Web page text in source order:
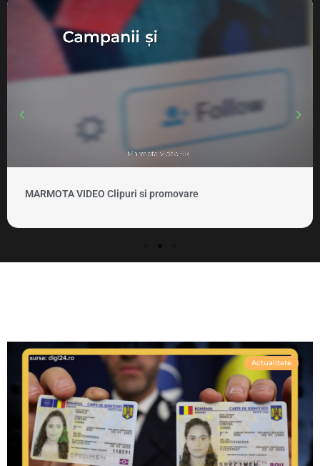
MARMOTA VIDEO Clipuri si promovare
Actualitate